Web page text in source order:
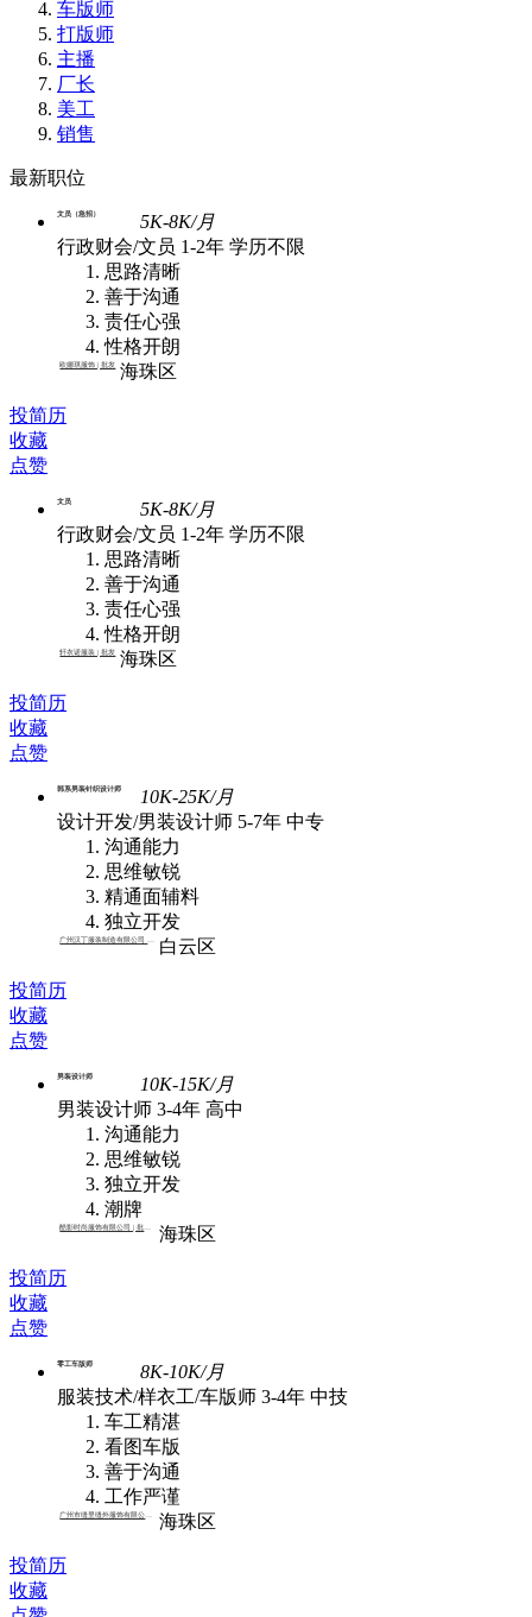
车版师
打版师
主播
厂长
美工
销售
最新职位
文员（急招）
5K-8K/月
行政财会/文员 1-2年 学历不限
思路清晰
善于沟通
责任心强
性格开朗
欧娜琪服饰 | 批发 海珠区
投简历
收藏
点赞
文员
5K-8K/月
行政财会/文员 1-2年 学历不限
思路清晰
善于沟通
责任心强
性格开朗
轩衣诺服装 | 批发 海珠区
投简历
收藏
点赞
韩系男装针织设计师
10K-25K/月
设计开发/男装设计师 5-7年 中专
沟通能力
思维敏锐
精通面辅料
独立开发
白云区
投简历
收藏
点赞
男装设计师
10K-15K/月
男装设计师 3-4年 高中
沟通能力
思维敏锐
独立开发
潮牌
海珠区
投简历
收藏
点赞
零工车版师
8K-10K/月
服装技术/样衣工/车版师 3-4年 中技
车工精湛
看图车版
善于沟通
工作严谨
海珠区
投简历
收藏